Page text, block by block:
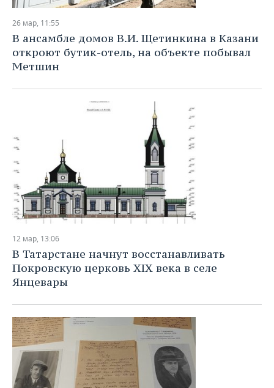
26 мар, 11:55
В ансамбле домов В.И. Щетинкина в Казани
откроют бутик-отель, на объекте побывал
Метшин
12 мар, 13:06
В Татарстане начнут восстанавливать
Покровскую церковь XIX века в селе
Янцевары